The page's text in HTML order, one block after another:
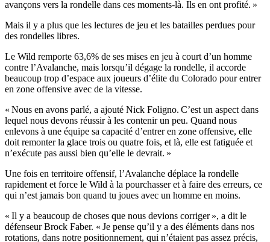
avançons vers la rondelle dans ces moments-là. Ils en ont profité. »
Mais il y a plus que les lectures de jeu et les batailles perdues pour
des rondelles libres.
Le Wild remporte 63,6% de ses mises en jeu à court d’un homme
contre l’Avalanche, mais lorsqu’il dégage la rondelle, il accorde
beaucoup trop d’espace aux joueurs d’élite du Colorado pour entrer
en zone offensive avec de la vitesse.
« Nous en avons parlé, a ajouté Nick Foligno. C’est un aspect dans
lequel nous devons réussir à les contenir un peu. Quand nous
enlevons à une équipe sa capacité d’entrer en zone offensive, elle
doit remonter la glace trois ou quatre fois, et là, elle est fatiguée et
n’exécute pas aussi bien qu’elle le devrait. »
Une fois en territoire offensif, l’Avalanche déplace la rondelle
rapidement et force le Wild à la pourchasser et à faire des erreurs, ce
qui n’est jamais bon quand tu joues avec un homme en moins.
« Il y a beaucoup de choses que nous devions corriger », a dit le
défenseur Brock Faber. « Je pense qu’il y a des éléments dans nos
rotations, dans notre positionnement, qui n’étaient pas assez précis,